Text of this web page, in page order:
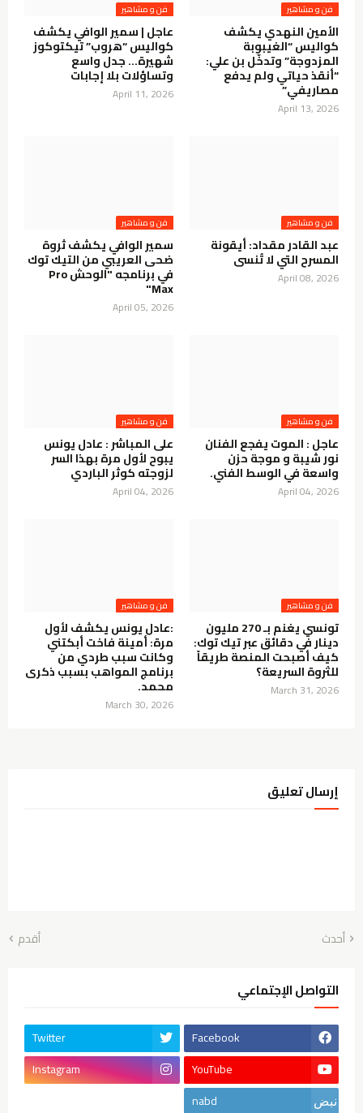
فن و مشاهير
الأمين النهدي يكشف
كواليس “الغيبوبة
المزدوجة” وتدخّل بن علي:
“أنقذ حياتي ولم يدفع
مصاريفي”
April 13, 2026
فن و مشاهير
عاجل | سمير الوافي يكشف
كواليس “هروب” تيكتوكوز
شهيرة… جدل واسع
وتساؤلات بلا إجابات
April 11, 2026
فن و مشاهير
عبد القادر مقداد: أيقونة
المسرح التي لا تُنسى
April 08, 2026
فن و مشاهير
سمير الوافي يكشف ثروة
ضحى العريبي من التيك توك
في برنامجه "الوحش Pro
Max"
April 05, 2026
فن و مشاهير
عاجل : الموت يفجع الفنان
نور شيبة و موجة حزن
واسعة في الوسط الفني.
April 04, 2026
فن و مشاهير
على المباشر : عادل يونس
يبوح لأول مرة بهذا السر
لزوجته كوثر الباردي
April 04, 2026
فن و مشاهير
تونسي يغنم بـ 270 مليون
دينار في دقائق عبر تيك توك:
كيف أصبحت المنصة طريقاً
للثروة السريعة؟
March 31, 2026
فن و مشاهير
:عادل يونس يكشف لأول
مرة: أمينة فاخت أبكتني
وكانت سبب طردي من
برنامج المواهب بسبب ذكرى
محمد.
March 30, 2026
إرسال تعليق
أحدث أقدم
التواصل الإجتماعي
Facebook
Twitter
YouTube
Instagram
nabd